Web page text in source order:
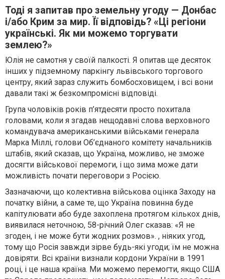
Тоді я запитав про земельну угоду — Донбас
і/або Крим за мир. Її відповідь? «Ці регіони
українські. Як ми можемо торгувати
землею?»
Юлія не самотня у своїй палкості. Я опитав ще десяток
інших у підземному паркінгу львівського торгового
центру, який зараз служить бомбосховищем, і всі вони
давали такі ж безкомпромісні відповіді.
Група чоловіків років п’ятдесяти просто похитала
головами, коли я згадав нещодавні слова верховного
командувача американськими військами генерала
Марка Міллі, голови Об’єднаного комітету начальників
штабів, який сказав, що Україна, можливо, не зможе
досягти військової перемоги, і що зима може дати
можливість почати переговори з Росією.
Зазначаючи, що колективна військова оцінка Заходу на
початку війни, а саме те, що Україна повинна буде
капітулювати або буде захоплена протягом кількох днів,
виявилася неточною, 58-річний Олег сказав: «Я не
згоден, і не може бути жодних розмов». , ніяких угод,
тому що Росія завжди зірве будь-які угоди; їм не можна
довіряти. Всі країни визнали кордони України в 1991
році, і це наша країна. Ми можемо перемогти, якщо США